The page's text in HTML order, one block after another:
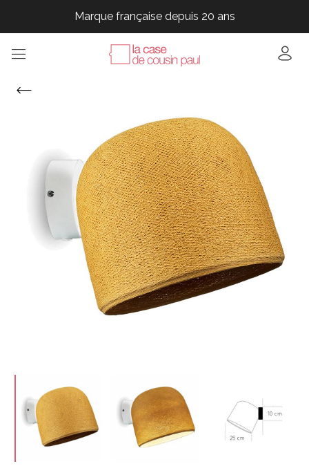
Marque française depuis 20 ans
Marque française depuis 20 ans
Marque française depuis 20 ans